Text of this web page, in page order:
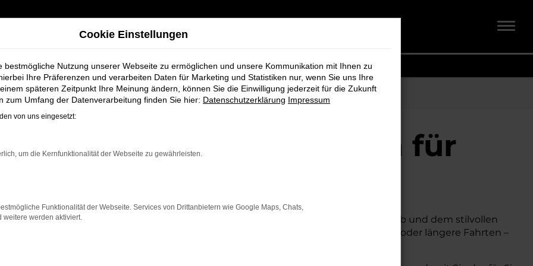
Koch für Leer
bei Schmidt + Koch für
einen Neuwagen suchen. Mit seiner modernen Technik, seinem effizienten Antrieb und dem stilvollen
zuverlässiges und komfortables Fahrzeug möchte. Egal, ob für den Stadtverkehr oder längere Fahrten –
Features und eine herausragende Wirtschaftlichkeit.
Cookie Einstellungen
bestmögliche Nutzung unserer Webseite zu ermöglichen und unsere Kommunikation mit Ihnen zu
Ihre Präferenzen und verarbeiten Daten für Marketing und Statistiken nur, wenn Sie uns Ihre
späteren Zeitpunkt Ihre Meinung ändern, können Sie die Einwilligung jederzeit für die Zukunft
zum Umfang der Datenverarbeitung finden Sie hier: Datenschutzerklärung Impressum
von uns eingesetzt:
um die Kernfunktionalität der Webseite zu gewährleisten.
Funktionalität der Webseite. Services von Drittanbietern wie Google Maps, Chats,
weitere werden aktiviert.